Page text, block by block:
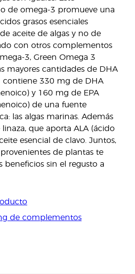
de omega-3 promueve una
grasos esenciales
aceite de algas y no de
con otros complementos
3, Green Omega 3
mayores cantidades de DHA
contiene 330 mg de DHA
y 160 mg de EPA
de una fuente
las algas marinas. Además
que aporta ALA (ácido
esencial de clavo. Juntos,
de plantas te
beneficios sin el regusto a
de complementos